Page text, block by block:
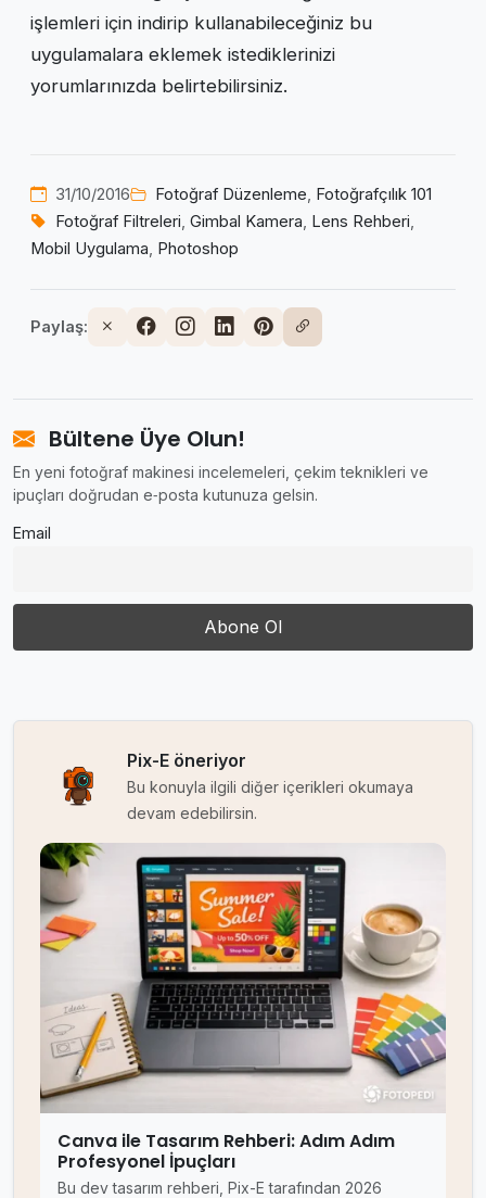
işlemleri için indirip kullanabileceğiniz bu
uygulamalara eklemek istediklerinizi
yorumlarınızda belirtebilirsiniz.
31/10/2016 Fotoğraf Düzenleme, Fotoğrafçılık 101
Fotoğraf Filtreleri, Gimbal Kamera, Lens Rehberi,
Mobil Uygulama, Photoshop
Paylaş:
Bültene Üye Olun!
En yeni fotoğraf makinesi incelemeleri, çekim teknikleri ve
ipuçları doğrudan e‑posta kutunuza gelsin.
Email
Pix-E öneriyor
Bu konuyla ilgili diğer içerikleri okumaya
devam edebilirsin.
Canva ile Tasarım Rehberi: Adım Adım
Profesyonel İpuçları
Bu dev tasarım rehberi, Pix-E tarafından 2026